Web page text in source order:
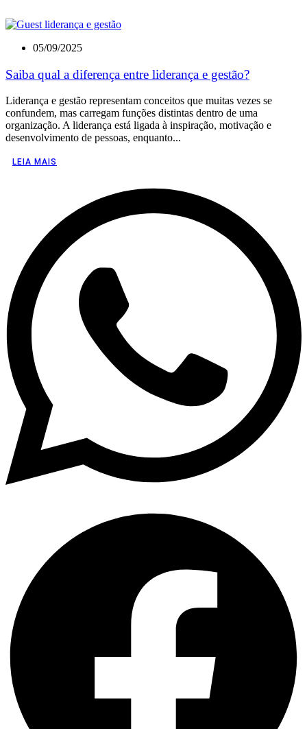
05/09/2025
Saiba qual a diferença entre liderança e gestão?
Liderança e gestão representam conceitos que muitas vezes se
confundem, mas carregam funções distintas dentro de uma
organização. A liderança está ligada à inspiração, motivação e
desenvolvimento de pessoas, enquanto...
LEIA MAIS